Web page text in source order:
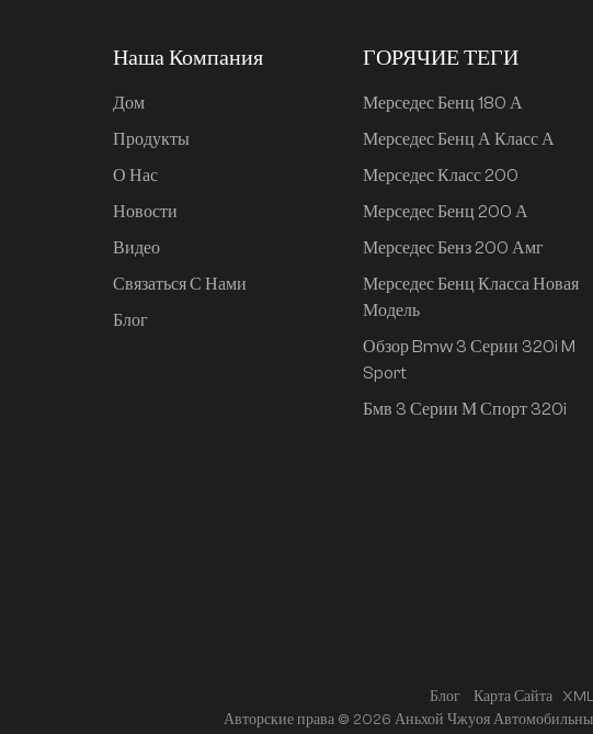
Ли Авто L6 2024 Про
дальнобойная версия
для умного вождения
Mi SU7 2024, 830 км,
Наша Компания
Дом
Продукты
О Нас
Новости
Видео
Связаться С Нами
Блог
ГОРЯЧИЕ ТЕГИ
Мерседес Бенц 180 А
Мерседес Бенц А Класс А
Мерседес Класс 200
Мерседес Бенц 200 А
Мерседес Бенз 200 Амг
Мерседес Бенц Класса Новая
Модель
Обзор Bmw 3 Серии 320i M
Sport
Бмв 3 Серии М Спорт 320i
Блог Карта Сайта XML
Авторские права © 2026 Аньхой Чжуоя